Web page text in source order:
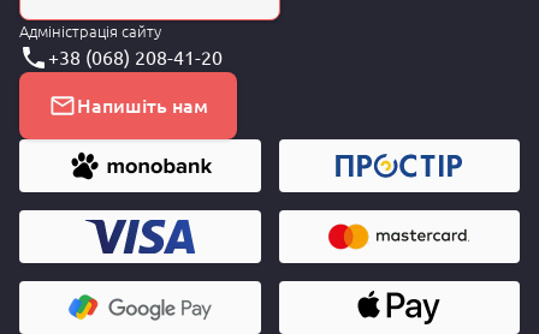
Адміністрація сайту
+38 (068) 208-41-20
Напишіть нам